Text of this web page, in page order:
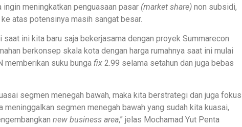
ingin meningkatkan penguasaan pasar (market share) non subsidi,
atas potensinya masih sangat besar.
ini kita baru saja bekerjasama dengan proyek Summarecon
berkonsep skala kota dengan harga rumahnya saat ini mulai
memberikan suku bunga fix 2.99 selama setahun dan juga bebas
segmen menegah bawah, maka kita berstrategi dan juga fokus
segmen menegah bawah yang sudah kita kuasai,
new business area,” jelas Mochamad Yut Penta